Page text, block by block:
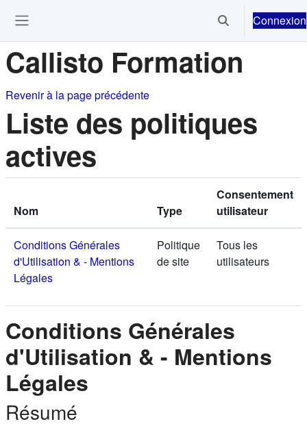
Activer/Connexion
Callisto Formation
Revenir à la page précédente
Liste des politiques
actives
Nom Type
Consentement
utilisateur
Conditions Générales
d'Utilisation & - Mentions
Légales
Politique
de site
Tous les
utilisateurs
Conditions Générales
d'Utilisation & - Mentions
Légales
Résumé